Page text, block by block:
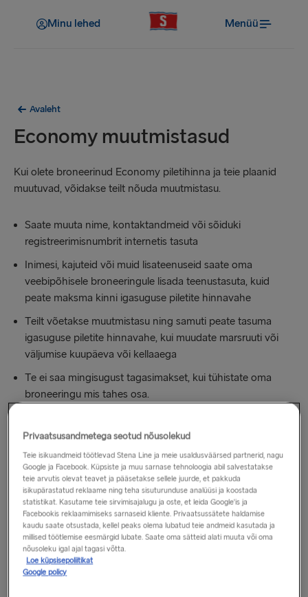
Minu lehed Menüü
Avaleht
Economy muutmistasud
Kui olete broneerinud Economy piletihinna ja teie plaanid
muutuvad, võidakse teilt nõuda muutmistasu.
Saate muuta nime, kontaktandmeid või sõiduki
registreerimisnumbrit internetis tasuta
Inimesi, kajuteid või muid lisateenuseid saate oma
veebipõhisele broneeringule lisada teenustasuta, kuid
peate maksma kinni igasuguse piletite hinnavahe
Teilt võetakse muutmistasu ning samuti peate tasuma
igasuguse piletite hinnavahe, kui muudate marsruuti või
väljumise kuupäeva või kellaaega
Te ei saa mingisugust tagasimakset, kui tühistate oma
broneeringu mis tahes osa.
LIIN
REISIMINE SÕIDUKIGA
JALGSI REISIMINE
LIIN
Privaatsusandmetega seotud nõusolekud
Teie isikuandmeid töötlevad Stena Line ja meie usaldusväärsed partnerid, nagu
Google ja Facebook. Küpsiste ja muu sarnase tehnoloogia abil salvestatakse
teie arvutis olevat teavet ja pääsetakse sellele juurde, et pakkuda
isikupärastatud reklaame ning teha sisuturunduse analüüsi ja koostada
statistikat. Kasutame teie sirvimisajalugu ja oste, et leida Google'is ja
Facebookis reklaamimiseks sarnaseid kliente. Privaatsussätete haldamise
kaudu saate otsustada, kellel peaks olema lubatud teie andmeid kasutada ja
millised töötlemise eesmärgid lubate. Saate oma sätteid alati muuta või oma
nõusoleku igal ajal tagasi võtta.
Loe küpsisepoliitikat
Google policy